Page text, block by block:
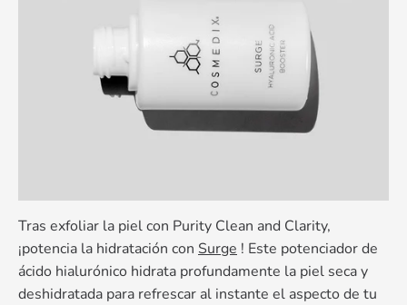
Tras exfoliar la piel con Purity Clean and Clarity,
¡potencia la hidratación con Surge ! Este potenciador de
ácido hialurónico hidrata profundamente la piel seca y
deshidratada para refrescar al instante el aspecto de tu